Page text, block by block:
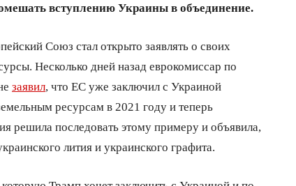
вступлению Украины в объединение.
Союз стал открыто заявлять о своих
Несколько дней назад еврокомиссар по
заявил , что ЕС уже заключил с Украиной
ресурсам в 2021 году и теперь
решила последовать этому примеру и объявила,
лития и украинского графита.